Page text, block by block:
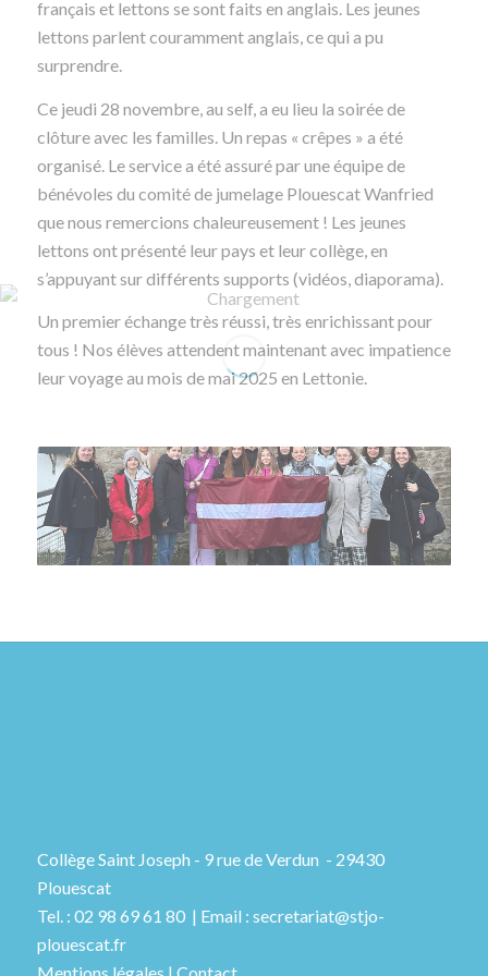
français et lettons se sont faits en anglais. Les jeunes
lettons parlent couramment anglais, ce qui a pu
surprendre.
Ce jeudi 28 novembre, au self, a eu lieu la soirée de
clôture avec les familles. Un repas « crêpes » a été
organisé. Le service a été assuré par une équipe de
bénévoles du comité de jumelage Plouescat Wanfried
que nous remercions chaleureusement ! Les jeunes
lettons ont présenté leur pays et leur collège, en
s’appuyant sur différents supports (vidéos, diaporama).
Un premier échange très réussi, très enrichissant pour
tous ! Nos élèves attendent maintenant avec impatience
leur voyage au mois de mai 2025 en Lettonie.
Collège Saint Joseph - 9 rue de Verdun - 29430
Plouescat
Tel. : 02 98 69 61 80 | Email : secretariat@stjo-
plouescat.fr